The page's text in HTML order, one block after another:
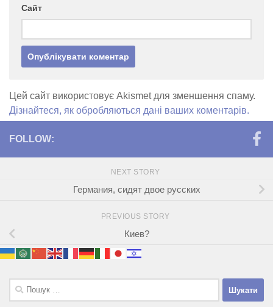
Сайт
Цей сайт використовує Akismet для зменшення спаму.
Дізнайтеся, як обробляються дані ваших коментарів.
FOLLOW:
NEXT STORY
Германия, сидят двое русских
PREVIOUS STORY
Киев?
Пошук: